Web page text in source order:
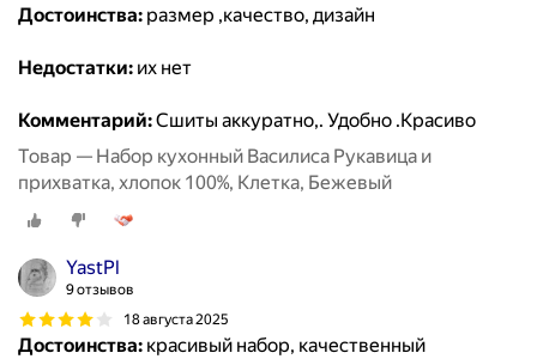
Достоинства: размер ,качество, дизайн
Недостатки: их нет
Комментарий:Сшиты аккуратно,. Удобно .Красиво
Товар — Набор кухонный Василиса Рукавица и
прихватка, хлопок 100%, Клетка, Бежевый
YastPl
9 отзывов
18 августа 2025
Достоинства: красивый набор, качественный